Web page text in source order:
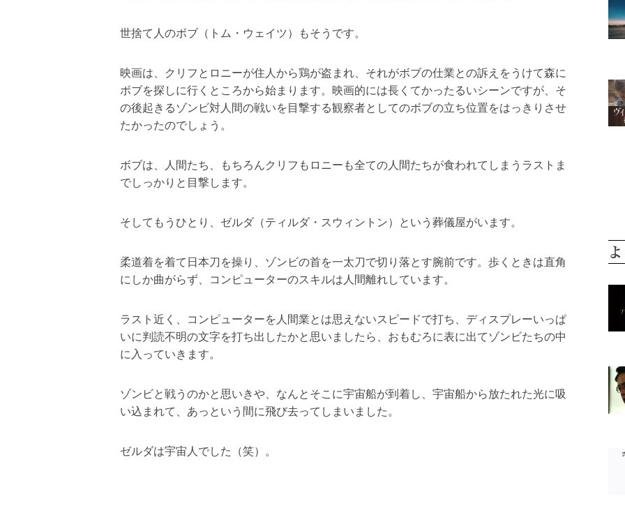
世捨て人のボブ（トム・ウェイツ）もそうです。
映画は、クリフとロニーが住人から鶏が盗まれ、それがボブの仕業との訴えをうけて森に
ボブを探しに行くところから始まります。映画的には長くてかったるいシーンですが、そ
の後起きるゾンビ対人間の戦いを目撃する観察者としてのボブの立ち位置をはっきりさせ
たかったのでしょう。
ボブは、人間たち、もちろんクリフもロニーも全ての人間たちが食われてしまうラストま
でしっかりと目撃します。
そしてもうひとり、ゼルダ（ティルダ・スウィントン）という葬儀屋がいます。
柔道着を着て日本刀を操り、ゾンビの首を一太刀で切り落とす腕前です。歩くときは直角
にしか曲がらず、コンピューターのスキルは人間離れしています。
ラスト近く、コンピューターを人間業とは思えないスピードで打ち、ディスプレーいっぱ
いに判読不明の文字を打ち出したかと思いましたら、おもむろに表に出てゾンビたちの中
に入っていきます。
ゾンビと戦うのかと思いきや、なんとそこに宇宙船が到着し、宇宙船から放たれた光に吸
い込まれて、あっという間に飛び去ってしまいました。
ゼルダは宇宙人でした（笑）。